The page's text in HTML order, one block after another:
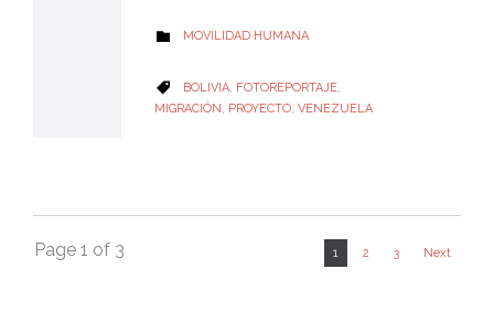
 CATEGORY
MOVILIDAD HUMANA
 CATEGORY
BOLIVIA, FOTOREPORTAJE,
MIGRACIÓN , PROYECTO, VENEZUELA
Page 1 of 3 1 2 3 Next